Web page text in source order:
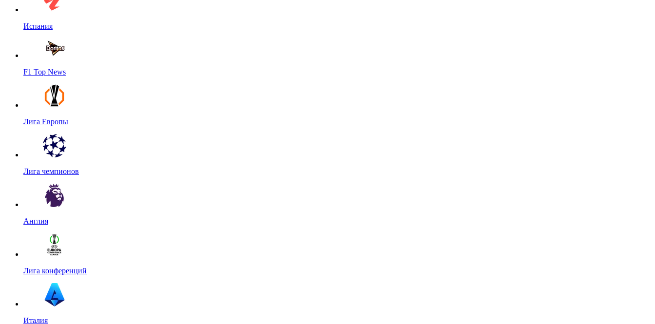
Испания
F1 Top News
Лига Европы
Лига чемпионов
Англия
Лига конференций
Италия